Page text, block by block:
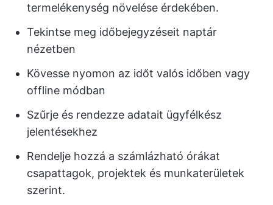
termelékenység növelése érdekében.
Tekintse meg időbejegyzéseit naptár
nézetben
Kövesse nyomon az időt valós időben vagy
offline módban
Szűrje és rendezze adatait ügyfélkész
jelentésekhez
Rendelje hozzá a számlázható órákat
csapattagok, projektek és munkaterületek
szerint.